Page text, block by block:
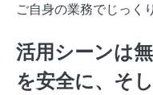
ご自身の業務でじっく
活用シーンは
を安全に、そ